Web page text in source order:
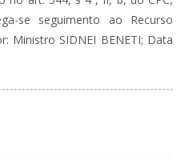
se seguimento ao Recurso
Ministro SIDNEI BENETI; Data